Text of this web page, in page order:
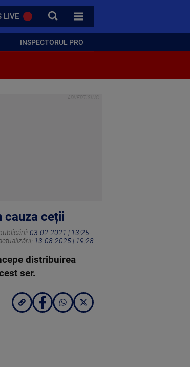
LIVE CAUTA
TOATE CATEGORIILE
INSPECTORUL PRO
cauza ceții
03-02-2021 | 13:25
13-08-2025 | 19:28
distribuirea
ser.